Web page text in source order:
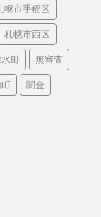
幌市手稲区
札幌市西区
町 無審査
闇金